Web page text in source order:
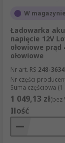
W magazynie
Ładowarka
napięcie 12V
ołowiowe prąd
ołowiowe
Nr art. RS 248-3634
Nr części
Suma częściowa (1
1 049,13 zł(bez
Ilość